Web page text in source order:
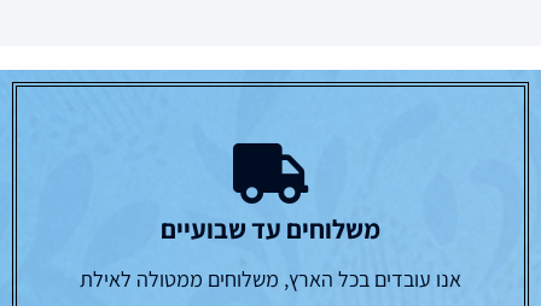
משלוחים עד שבועיים
אנו עובדים בכל הארץ, משלוחים ממטולה לאילת